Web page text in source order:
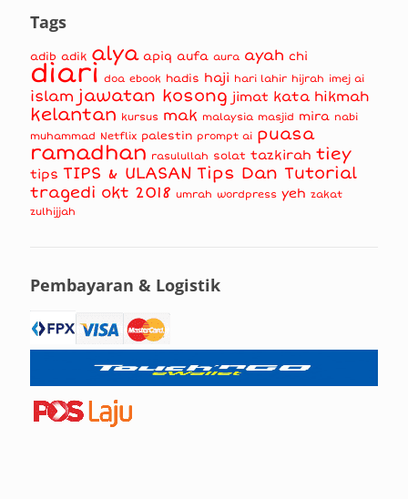
Tags
adib adik alya apiq aufa aura ayah chi
diari doa ebook hadis haji hari lahir hijrah imej ai
islam jawatan kosong jimat kata hikmah
kelantan kursus mak malaysia masjid mira nabi
muhammad Netflix palestin prompt ai puasa
ramadhan rasulullah solat tazkirah tiey
tips TIPS & ULASAN Tips Dan Tutorial
tragedi okt 2018 umrah wordpress yeh zakat
zulhijjah
Pembayaran & Logistik